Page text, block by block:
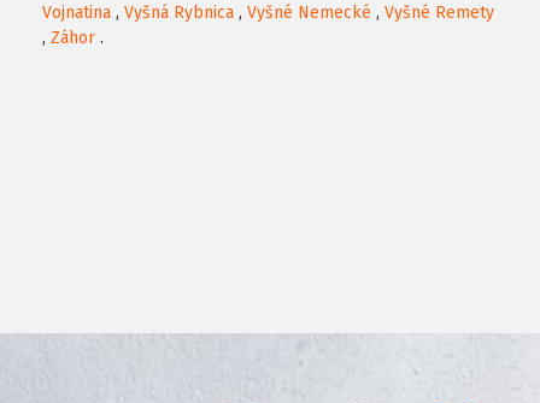
Vojnatina , Vyšná Rybnica , Vyšné Nemecké , Vyšné Remety
, Záhor .